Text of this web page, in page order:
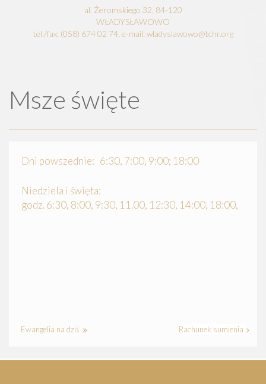
al. Żeromskiego 32, 84-120
WŁADYSŁAWOWO
tel./fax: (058) 674 02 74, e-mail: wladyslawowo@tchr.org
Msze święte
Dni powszednie: 6:30, 7:00, 9:00; 18:00
Niedziela i święta:
godz. 6:30, 8:00, 9:30, 11.00, 12:30, 14:00, 18:00,
Ewangelia na dziś Rachunek sumienia